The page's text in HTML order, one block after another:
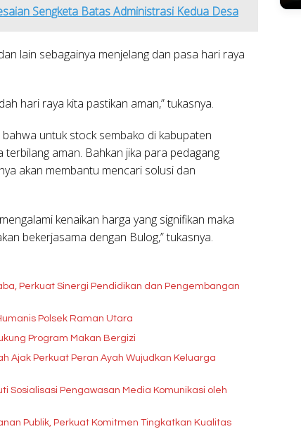
Sengketa Batas Administrasi Kedua Desa
lain sebagainya menjelang dan pasa hari raya
hari raya kita pastikan aman,” tukasnya.
untuk stock sembako di kabupaten
aman. Bahkan jika para pedagang
akan membantu mencari solusi dan
kenaikan harga yang signifikan maka
bekerjasama dengan Bulog,” tukasnya.
Perkuat Sinergi Pendidikan dan Pengembangan
Polsek Raman Utara
Program Makan Bergizi
Ajak Perkuat Peran Ayah Wujudkan Keluarga
Sosialisasi Pengawasan Media Komunikasi oleh
Publik, Perkuat Komitmen Tingkatkan Kualitas